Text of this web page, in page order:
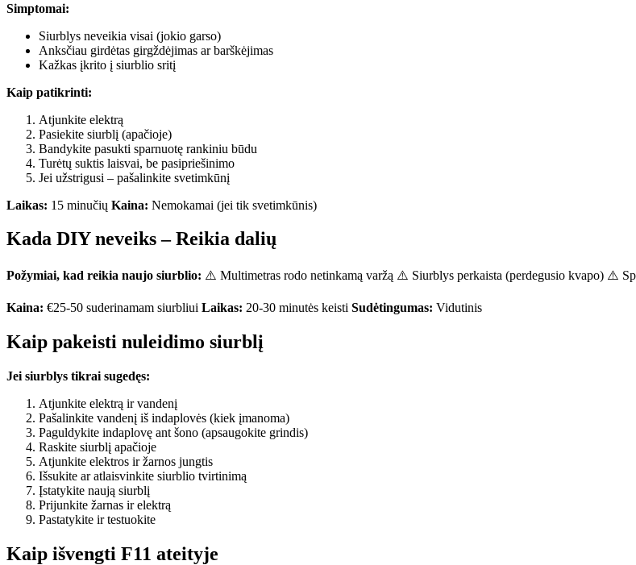
Simptomai:
Siurblys neveikia visai (jokio garso)
Anksčiau girdėtas girgždėjimas ar barškėjimas
Kažkas įkrito į siurblio sritį
Kaip patikrinti:
Atjunkite elektrą
Pasiekite siurblį (apačioje)
Bandykite pasukti sparnuotę rankiniu būdu
Turėtų suktis laisvai, be pasipriešinimo
Jei užstrigusi – pašalinkite svetimkūnį
Laikas: 15 minučių Kaina: Nemokamai (jei tik svetimkūnis)
Kada DIY neveiks – Reikia dalių
Požymiai, kad reikia naujo siurblio: ⚠️ Multimetras rodo netinkamą varžą ⚠️ Siurblys perkaista (perdegusio kvapo) ⚠️
Kaina: €25-50 suderinamam siurbliui Laikas: 20-30 minutės keisti Sudėtingumas: Vidutinis
Kaip pakeisti nuleidimo siurblį
Jei siurblys tikrai sugedęs:
Atjunkite elektrą ir vandenį
Pašalinkite vandenį iš indaplovės (kiek įmanoma)
Paguldykite indaplovę ant šono (apsaugokite grindis)
Raskite siurblį apačioje
Atjunkite elektros ir žarnos jungtis
Išsukite ar atlaisvinkite siurblio tvirtinimą
Įstatykite naują siurblį
Prijunkite žarnas ir elektrą
Pastatykite ir testuokite
Kaip išvengti F11 ateityje